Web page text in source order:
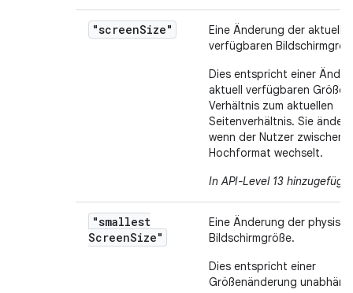
"screenSize"
Eine Änderung der aktuell
verfügbaren
Dies entspricht einer
aktuell verfügbaren Größe
Verhältnis zum aktuellen
Seitenverhältnis. Sie
wenn der Nutzer zwischen
Hochformat wechselt.
In API-Level 13 hinzugefügt
"smallest
ScreenSize"
Eine Änderung der
Bildschirmgröße.
Dies entspricht einer
Größenänderung